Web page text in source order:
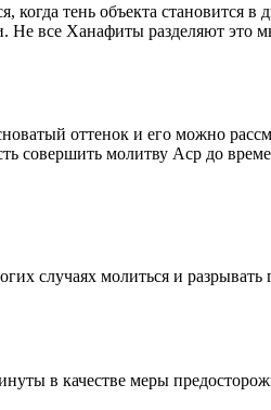
тень объекта становится
все Ханафиты разделяют это
оттенок и его можно
совершить молитву Аср до
случаях молиться и
в качестве меры